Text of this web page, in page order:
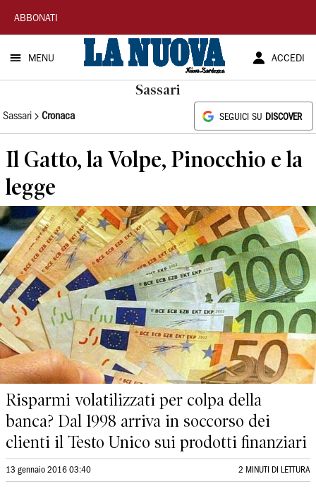
La
Nuova
Sardegna
ABBONATI
MENU ACCEDI
Sassari
Sassari Cronaca SEGUICI SU DISCOVER
Il Gatto, la Volpe, Pinocchio e la
legge
Risparmi volatilizzati per colpa della
banca? Dal 1998 arriva in soccorso dei
clienti il Testo Unico sui prodotti finanziari
13 gennaio 2016 03:40 2 MINUTI DI LETTURA